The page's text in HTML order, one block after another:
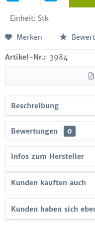
Einheit: Stk
Merken
Artikel-Nr.: 3984
Beschreibung
Bewertungen 0
Infos zum Hersteller
Kunden kauften auch
Kunden haben sich